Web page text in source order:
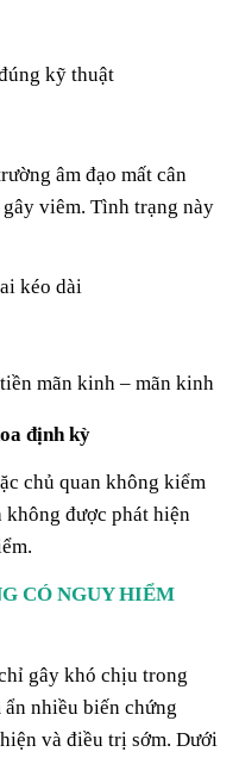
kỹ thuật
âm đạo mất cân
viêm. Tình trạng này
kéo dài
mãn kinh – mãn kinh
định kỳ
chủ quan không kiểm
được phát hiện
CÓ NGUY HIỂM
gây khó chịu trong
nhiều biến chứng
và điều trị sớm. Dưới